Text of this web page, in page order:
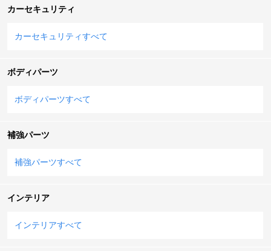
カーセキュリティ
カーセキュリティすべて
ボディパーツ
ボディパーツすべて
補強パーツ
補強パーツすべて
インテリア
インテリアすべて